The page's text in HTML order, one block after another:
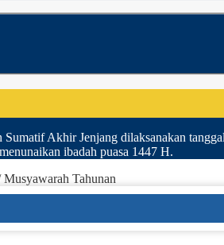
Sumatif Akhir Jenjang dilaksanakan
ibadah puasa 1447 H.
Musyawarah Tahunan